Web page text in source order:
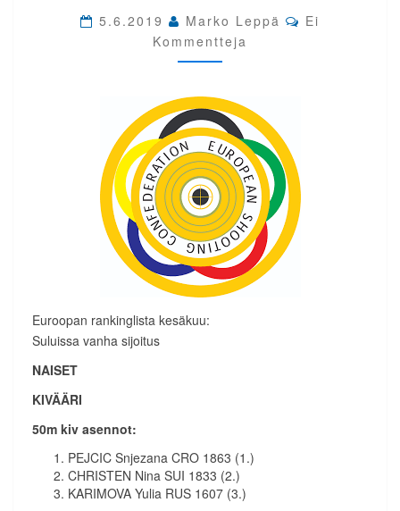
5.6.2019 Marko Leppä Comments
Ei
Kommentteja
Euroopan rankinglista kesäkuu:
Suluissa vanha sijoitus
NAISET
KIVÄÄRI
50m kiv asennot:
PEJCIC Snjezana CRO 1863 (1.)
CHRISTEN Nina SUI 1833 (2.)
KARIMOVA Yulia RUS 1607 (3.)